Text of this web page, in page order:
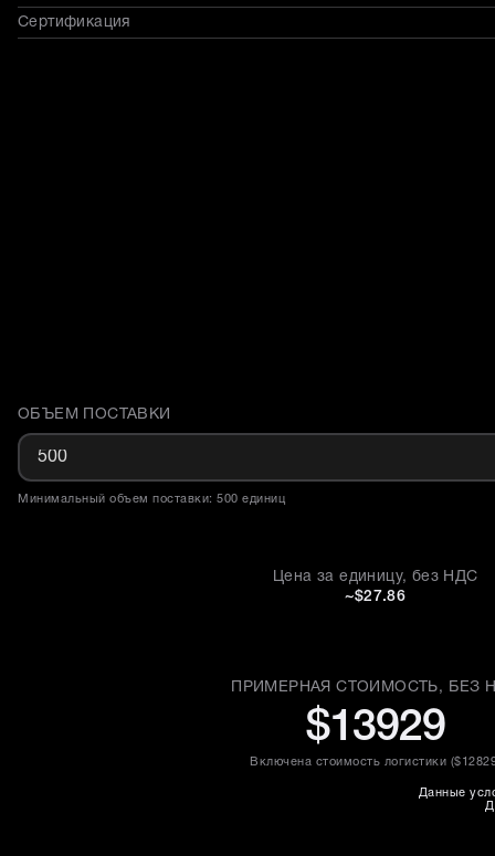
Сертификация
Доставка и объем поставки
ОБЪЕМ ПОСТАВКИ
Минимальный объем поставки: 500 единиц
Цена за единицу, без НДС
~$27.86
ПРИМЕРНАЯ СТОИМОСТЬ, БЕЗ
$13929
Включена стоимость логистики (
Данные